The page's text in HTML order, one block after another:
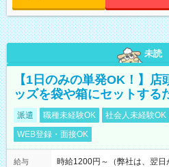
未読
【1日のみの単発OK！】
ッズを袋や箱にセットする
派遣 職種未経験OK 社会人未経験OK
WEB登録・面接OK
給与
時給1200円～（弊社は、翌